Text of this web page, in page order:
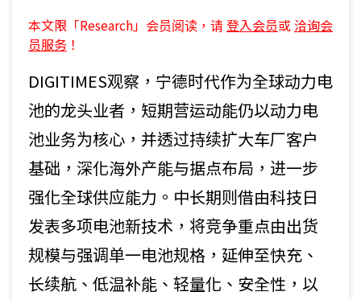
本文限「Research」会员阅读，请登入会员或 洽询会
员服务 ！
DIGITIMES观察，宁德时代作为全球动力电
池的龙头业者，短期营运动能仍以动力电
池业务为核心，并透过持续扩大车厂客户
基础，深化海外产能与据点布局，进一步
强化全球供应能力。中长期则借由科技日
发表多项电池新技术，将竞争重点由出货
规模与强调单一电池规格，延伸至快充、
长续航、低温补能、轻量化、安全性，以